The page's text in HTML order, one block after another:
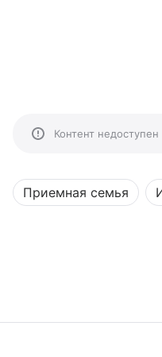
Контент недоступен
Приемная семья